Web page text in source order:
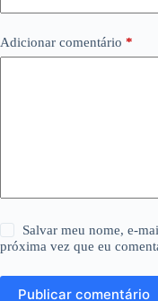
Adicionar comentário *
Salvar meu nome, e-
próxima vez que eu
Publicar comentário